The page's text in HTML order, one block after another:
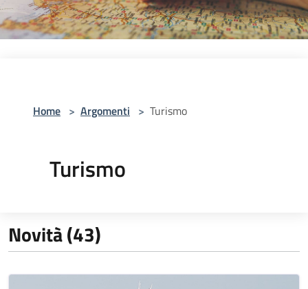
Home > Argomenti > Turismo
Turismo
Novità (43)